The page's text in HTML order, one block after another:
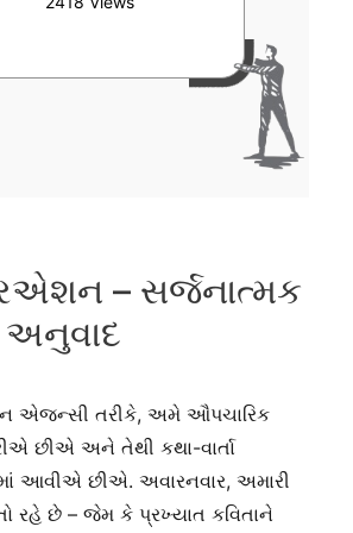
– સર્જનાત્મક
એજન્સી તરીકે, અમે ઔપચારિક
છીએ અને તેથી કથા-વાર્તા
આવીએ છીએ. અવારનવાર, અમારી
રહે છે – જેમ કે પ્રખ્યાત કવિતાને